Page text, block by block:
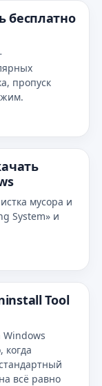
бесплатно
пропуск
мусора и
System» и
Tool
Windows
когда
всё равно